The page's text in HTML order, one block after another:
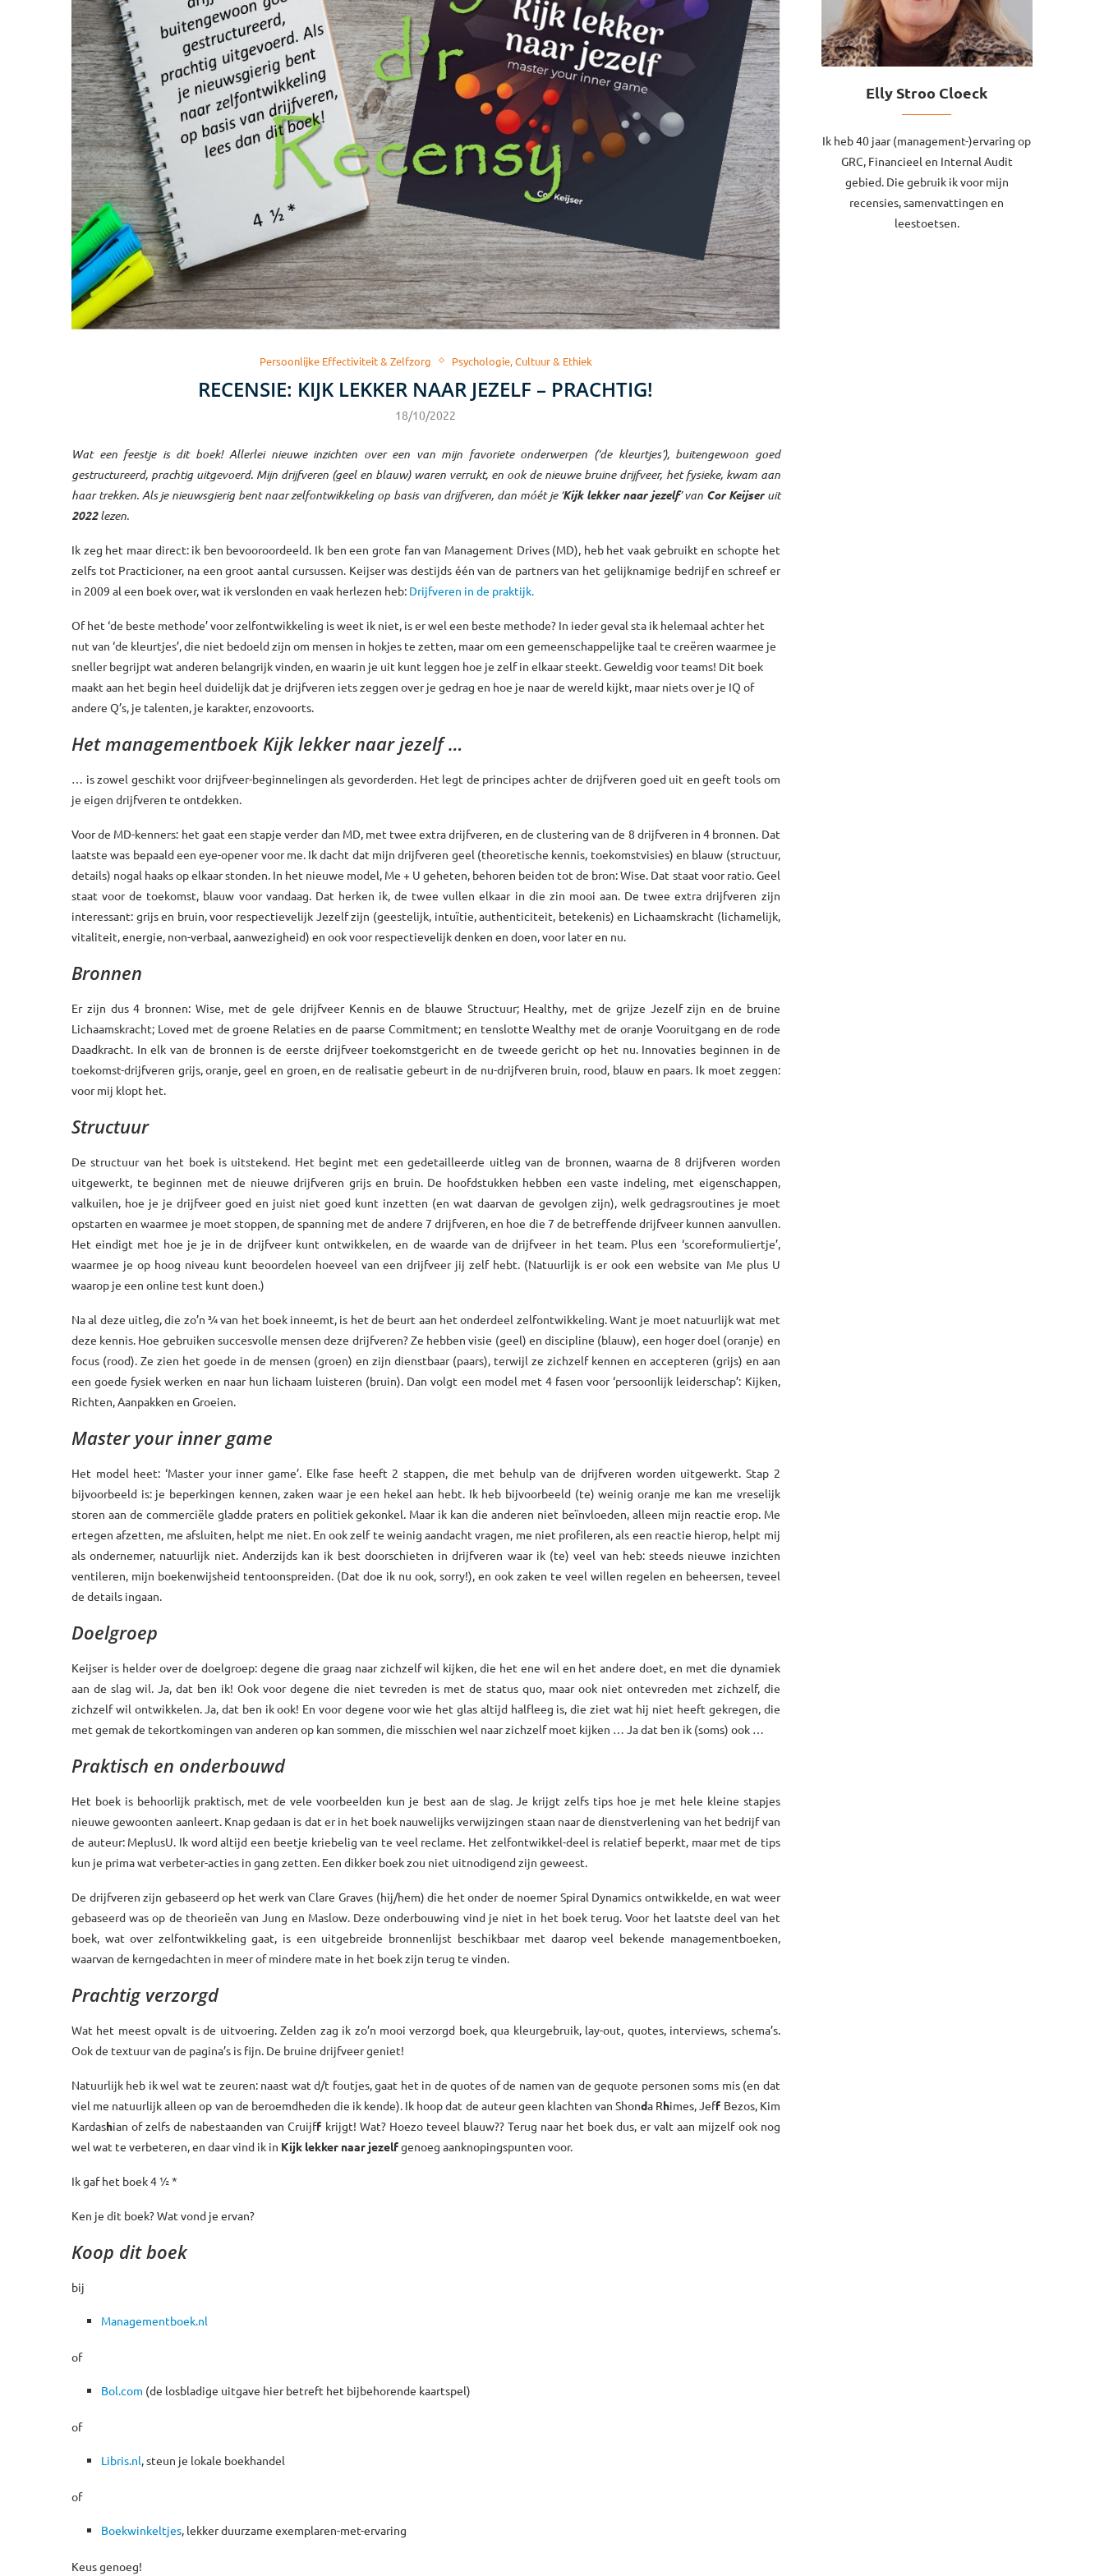
Persoonlijke Effectiviteit & Zelfzorg Psychologie, Cultuur & Ethiek
RECENSIE: KIJK LEKKER NAAR JEZELF – PRACHTIG!
18/10/2022
Wat een feestje is dit boek! Allerlei nieuwe inzichten over een van mijn favoriete onderwerpen (‘de kleurtjes’), buitengewoon goed
gestructureerd, prachtig uitgevoerd. Mijn drijfveren (geel en blauw) waren verrukt, en ook de nieuwe bruine drijfveer, het fysieke, kwam aan
haar trekken. Als je nieuwsgierig bent naar zelfontwikkeling op basis van drijfveren, dan móét je ‘Kijk lekker naar jezelf’ van Cor Keijseruit
2022lezen.
Ik zeg het maar direct: ik ben bevooroordeeld. Ik ben een grote fan van Management Drives (MD), heb het vaak gebruikt en schopte het
zelfs tot Practicioner, na een groot aantal cursussen. Keijser was destijds één van de partners van het gelijknamige bedrijf en schreef er
in 2009 al een boek over, wat ik verslonden en vaak herlezen heb: Drijfveren in de praktijk.
Of het ‘de beste methode’ voor zelfontwikkeling is weet ik niet, is er wel een beste methode? In ieder geval sta ik helemaal achter het
nut van ‘de kleurtjes’, die niet bedoeld zijn om mensen in hokjes te zetten, maar om een gemeenschappelijke taal te creëren waarmee je
sneller begrijpt wat anderen belangrijk vinden, en waarin je uit kunt leggen hoe je zelf in elkaar steekt. Geweldig voor teams! Dit boek
maakt aan het begin heel duidelijk dat je drijfveren iets zeggen over je gedrag en hoe je naar de wereld kijkt, maar niets over je IQ of
andere Q’s, je talenten, je karakter, enzovoorts.
Het managementboek Kijk lekker naar jezelf …
… is zowel geschikt voor drijfveer-beginnelingen als gevorderden. Het legt de principes achter de drijfveren goed uit en geeft tools om
je eigen drijfveren te ontdekken.
Voor de MD-kenners: het gaat een stapje verder dan MD, met twee extra drijfveren, en de clustering van de 8 drijfveren in 4 bronnen. Dat
laatste was bepaald een eye-opener voor me. Ik dacht dat mijn drijfveren geel (theoretische kennis, toekomstvisies) en blauw (structuur,
details) nogal haaks op elkaar stonden. In het nieuwe model, Me + U geheten, behoren beiden tot de bron: Wise. Dat staat voor ratio. Geel
staat voor de toekomst, blauw voor vandaag. Dat herken ik, de twee vullen elkaar in die zin mooi aan. De twee extra drijfveren zijn
interessant: grijs en bruin, voor respectievelijk Jezelf zijn (geestelijk, intuïtie, authenticiteit, betekenis) en Lichaamskracht (lichamelijk,
vitaliteit, energie, non-verbaal, aanwezigheid) en ook voor respectievelijk denken en doen, voor later en nu.
Bronnen
Er zijn dus 4 bronnen: Wise, met de gele drijfveer Kennis en de blauwe Structuur; Healthy, met de grijze Jezelf zijn en de bruine
Lichaamskracht; Loved met de groene Relaties en de paarse Commitment; en tenslotte Wealthy met de oranje Vooruitgang en de rode
Daadkracht. In elk van de bronnen is de eerste drijfveer toekomstgericht en de tweede gericht op het nu. Innovaties beginnen in de
toekomst-drijfveren grijs, oranje, geel en groen, en de realisatie gebeurt in de nu-drijfveren bruin, rood, blauw en paars. Ik moet zeggen:
voor mij klopt het.
Structuur
De structuur van het boek is uitstekend. Het begint met een gedetailleerde uitleg van de bronnen, waarna de 8 drijfveren worden
uitgewerkt, te beginnen met de nieuwe drijfveren grijs en bruin. De hoofdstukken hebben een vaste indeling, met eigenschappen,
valkuilen, hoe je je drijfveer goed en juist niet goed kunt inzetten (en wat daarvan de gevolgen zijn), welk gedragsroutines je moet
opstarten en waarmee je moet stoppen, de spanning met de andere 7 drijfveren, en hoe die 7 de betreffende drijfveer kunnen aanvullen.
Het eindigt met hoe je je in de drijfveer kunt ontwikkelen, en de waarde van de drijfveer in het team. Plus een ‘scoreformuliertje’,
waarmee je op hoog niveau kunt beoordelen hoeveel van een drijfveer jij zelf hebt. (Natuurlijk is er ook een website van Me plus U
waarop je een online test kunt doen.)
Na al deze uitleg, die zo’n ¾ van het boek inneemt, is het de beurt aan het onderdeel zelfontwikkeling. Want je moet natuurlijk wat met
deze kennis. Hoe gebruiken succesvolle mensen deze drijfveren? Ze hebben visie (geel) en discipline (blauw), een hoger doel (oranje) en
focus (rood). Ze zien het goede in de mensen (groen) en zijn dienstbaar (paars), terwijl ze zichzelf kennen en accepteren (grijs) en aan
een goede fysiek werken en naar hun lichaam luisteren (bruin). Dan volgt een model met 4 fasen voor ‘persoonlijk leiderschap’: Kijken,
Richten, Aanpakken en Groeien.
Master your inner game
Het model heet: ‘Master your inner game’. Elke fase heeft 2 stappen, die met behulp van de drijfveren worden uitgewerkt. Stap 2
bijvoorbeeld is: je beperkingen kennen, zaken waar je een hekel aan hebt. Ik heb bijvoorbeeld (te) weinig oranje me kan me vreselijk
storen aan de commerciële gladde praters en politiek gekonkel. Maar ik kan die anderen niet beïnvloeden, alleen mijn reactie erop. Me
ertegen afzetten, me afsluiten, helpt me niet. En ook zelf te weinig aandacht vragen, me niet profileren, als een reactie hierop, helpt mij
als ondernemer, natuurlijk niet. Anderzijds kan ik best doorschieten in drijfveren waar ik (te) veel van heb: steeds nieuwe inzichten
ventileren, mijn boekenwijsheid tentoonspreiden. (Dat doe ik nu ook, sorry!), en ook zaken te veel willen regelen en beheersen, teveel
de details ingaan.
Doelgroep
Keijser is helder over de doelgroep: degene die graag naar zichzelf wil kijken, die het ene wil en het andere doet, en met die dynamiek
aan de slag wil. Ja, dat ben ik! Ook voor degene die niet tevreden is met de status quo, maar ook niet ontevreden met zichzelf, die
zichzelf wil ontwikkelen. Ja, dat ben ik ook! En voor degene voor wie het glas altijd halfleeg is, die ziet wat hij niet heeft gekregen, die
met gemak de tekortkomingen van anderen op kan sommen, die misschien wel naar zichzelf moet kijken … Ja dat ben ik (soms) ook …
Praktisch en onderbouwd
Het boek is behoorlijk praktisch, met de vele voorbeelden kun je best aan de slag. Je krijgt zelfs tips hoe je met hele kleine stapjes
nieuwe gewoonten aanleert. Knap gedaan is dat er in het boek nauwelijks verwijzingen staan naar de dienstverlening van het bedrijf van
de auteur: MeplusU. Ik word altijd een beetje kriebelig van te veel reclame. Het zelfontwikkel-deel is relatief beperkt, maar met de tips
kun je prima wat verbeter-acties in gang zetten. Een dikker boek zou niet uitnodigend zijn geweest.
De drijfveren zijn gebaseerd op het werk van Clare Graves (hij/hem) die het onder de noemer Spiral Dynamics ontwikkelde, en wat weer
gebaseerd was op de theorieën van Jung en Maslow. Deze onderbouwing vind je niet in het boek terug. Voor het laatste deel van het
boek, wat over zelfontwikkeling gaat, is een uitgebreide bronnenlijst beschikbaar met daarop veel bekende managementboeken,
waarvan de kerngedachten in meer of mindere mate in het boek zijn terug te vinden.
Prachtig verzorgd
Wat het meest opvalt is de uitvoering. Zelden zag ik zo’n mooi verzorgd boek, qua kleurgebruik, lay-out, quotes, interviews, schema’s.
Ook de textuur van de pagina’s is fijn. De bruine drijfveer geniet!
Natuurlijk heb ik wel wat te zeuren: naast wat d/t foutjes, gaat het in de quotes of de namen van de gequote personen soms mis (en dat
viel me natuurlijk alleen op van de beroemdheden die ik kende). Ik hoop dat de auteur geen klachten van Shonda Rhimes, Jeff Bezos, Kim
Kardashian of zelfs de nabestaanden van Cruijff krijgt! Wat? Hoezo teveel blauw?? Terug naar het boek dus, er valt aan mijzelf ook nog
wel wat te verbeteren, en daar vind ik in Kijk lekker naar jezelfgenoeg aanknopingspunten voor.
Ik gaf het boek 4 ½ *
Ken je dit boek? Wat vond je ervan?
Koop dit boek
bij
Managementboek.nl
of
Bol.com (de losbladige uitgave hier betreft het bijbehorende kaartspel)
of
Libris.nl, steun je lokale boekhandel
of
Boekwinkeltjes, lekker duurzame exemplaren-met-ervaring
Keus genoeg!
Elly Stroo Cloeck
Ik heb 40 jaar (management-)ervaring op
GRC, Financieel en Internal Audit
gebied. Die gebruik ik voor mijn
recensies, samenvattingen en
leestoetsen.